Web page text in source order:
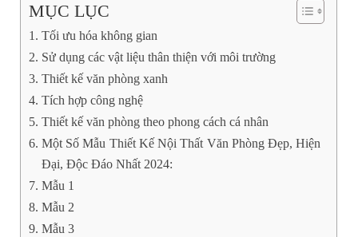
MỤC LỤC
Tối ưu hóa không gian
Sử dụng các vật liệu thân thiện với môi trường
Thiết kế văn phòng xanh
Tích hợp công nghệ
Thiết kế văn phòng theo phong cách cá nhân
Một Số Mẫu Thiết Kế Nội Thất Văn Phòng Đẹp, Hiện
Đại, Độc Đáo Nhất 2024:
Mẫu 1
Mẫu 2
Mẫu 3